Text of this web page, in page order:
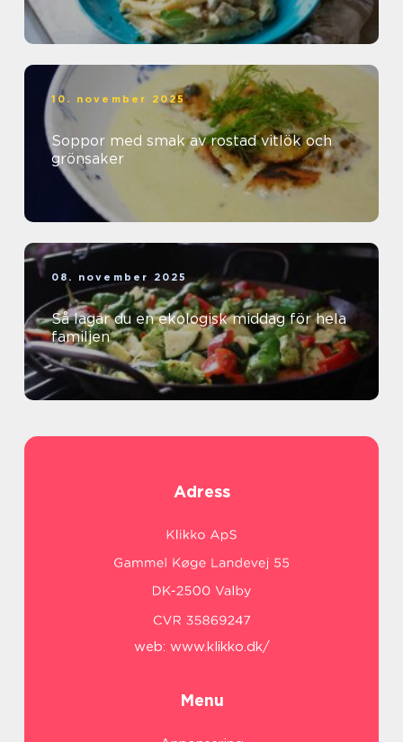
10. november 2025
Soppor med smak av rostad vitlök och
grönsaker
08. november 2025
Så lagar du en ekologisk middag för hela
familjen
Adress
web: www.klikko.dk/
Menu